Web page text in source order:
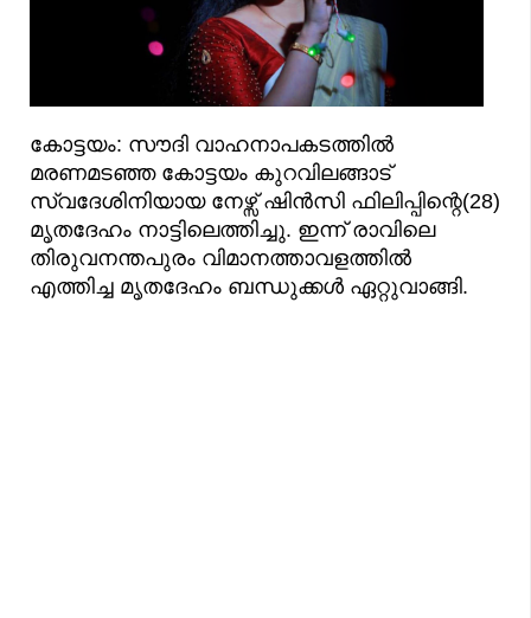
കോട്ടയം: സൗദി വാഹനാപകടത്തിൽ
മരണമടഞ്ഞ കോട്ടയം കുറവിലങ്ങാട്
സ്വദേശിനിയായ നേഴ്സ് ഷിൻസി ഫിലിപ്പിന്റെ(28)
മൃതദേഹം നാട്ടിലെത്തിച്ചു. ഇന്ന് രാവിലെ
തിരുവനന്തപുരം വിമാനത്താവളത്തിൽ
എത്തിച്ച മൃതദേഹം ബന്ധുക്കൾ ഏറ്റുവാങ്ങി.